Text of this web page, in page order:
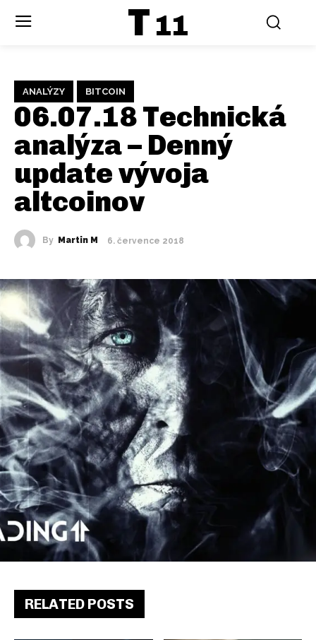
T 11
ANALÝZY BITCOIN
06.07.18 Technická
analýza – Denný
update vývoja
altcoinov
By Martin M 6. července 2018
RELATED POSTS